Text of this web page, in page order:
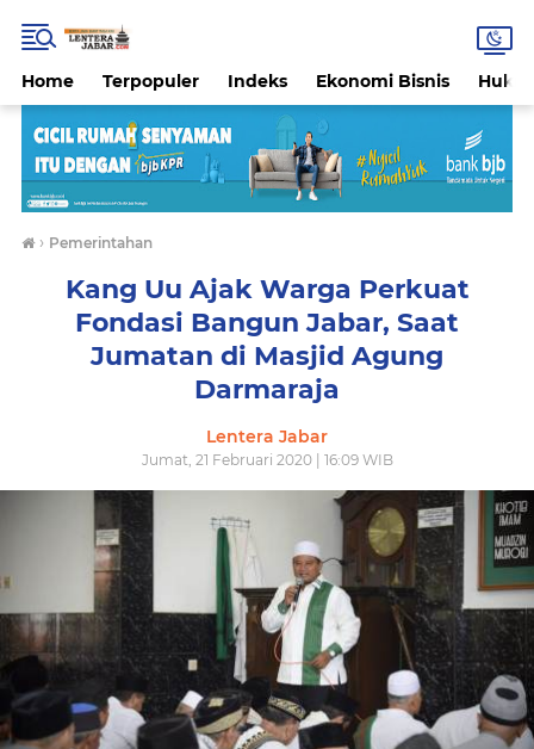
Home Terpopuler Indeks Ekonomi Bisnis
› Pemerintahan
Kang Uu Ajak Warga Perkuat
Fondasi Bangun Jabar, Saat
Jumatan di Masjid Agung
Darmaraja
Lentera Jabar
Jumat, 21 Februari 2020 | 16:09 WIB